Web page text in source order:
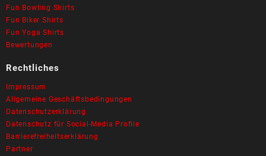
Fun Bowling Shirts
Fun Biker Shirts
Fun Yoga Shirts
Bewertungen
Rechtliches
Impressum
Allgemeine Geschäftsbedingungen
Datenschutzerklärung
Datenschutz für Social-Media Profile
Barrierefreiheitserklärung
Partner